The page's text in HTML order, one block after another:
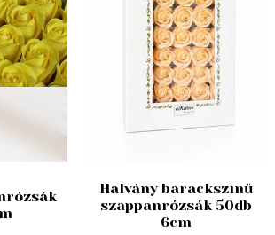
Halvány barackszínű
szappanrózsák 50db
6cm